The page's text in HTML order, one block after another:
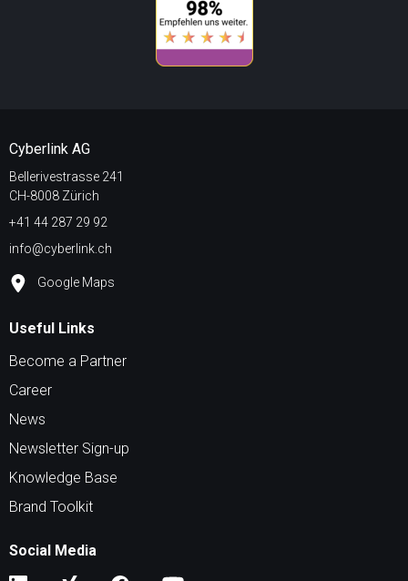
Cyberlink AG
Bellerivestrasse 241
CH-8008 Zürich
+41 44 287 29 92
info@cyberlink.ch
Google Maps
Useful Links
Become a Partner
Career
News
Newsletter Sign-up
Knowledge Base
Brand Toolkit
Social Media